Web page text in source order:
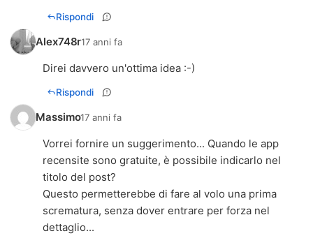
Rispondi
Alex748r17 anni fa
Direi davvero un'ottima idea :-)
Rispondi
Massimo17 anni fa
Vorrei fornire un suggerimento... Quando le app
recensite sono gratuite, è possibile indicarlo nel
titolo del post?
Questo permetterebbe di fare al volo una prima
scrematura, senza dover entrare per forza nel
dettaglio...